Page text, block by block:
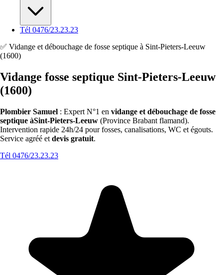
Tél 0476/23.23.23
✅ Vidange et débouchage de fosse septique à Sint-Pieters-Leeuw
(1600)
Vidange fosse septique Sint-Pieters-Leeuw
(1600)
Plombier Samuel : Expert N°1 en vidange et débouchage de fosse
septique àSint-Pieters-Leeuw (Province Brabant flamand).
Intervention rapide 24h/24 pour fosses, canalisations, WC et égouts.
Service agréé et devis gratuit.
Tél 0476/23.23.23